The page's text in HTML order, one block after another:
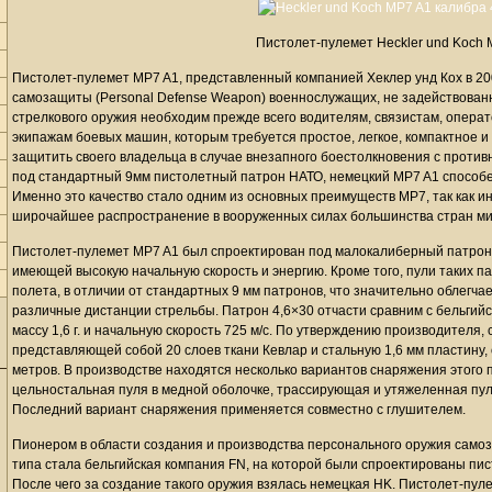
Пистолет-пулемет Heckler und Koch
Пистолет-пулемет MP7 A1, представленный компанией Хеклер унд Кох в
самозащиты (Personal Defense Weapon) военнослужащих, не
стрелкового оружия необходим прежде всего водителям, связистам,
экипажам боевых машин, которым требуется простое, легкое, компактное
защитить своего владельца в случае внезапного боестолкновения с
под стандартный 9мм пистолетный патрон НАТО, немецкий MP7 A1
Именно это качество стало одним из основных преимуществ MP7, так как
широчайшее распространение в вооруженных силах большинства стран
Пистолет-пулемет MP7 A1 был спроектирован под малокалиберный
имеющей высокую начальную скорость и энергию. Кроме того, пули таких
полета, в отличии от стандартных 9 мм патронов, что значительно
различные дистанции стрельбы. Патрон 4,6×30 отчасти сравним с
массу 1,6 г. и начальную скорость 725 м/с. По утверждению
представляющей собой 20 слоев ткани Кевлар и стальную 1,6 мм
метров. В производстве находятся несколько вариантов снаряжения
цельностальная пуля в медной оболочке, трассирующая и утяжеленная
Последний вариант снаряжения применяется совместно с глушителем.
Пионером в области создания и производства персонального оружия
типа стала бельгийская компания FN, на которой были спроектированы
После чего за создание такого оружия взялась немецкая HK. Пистолет-